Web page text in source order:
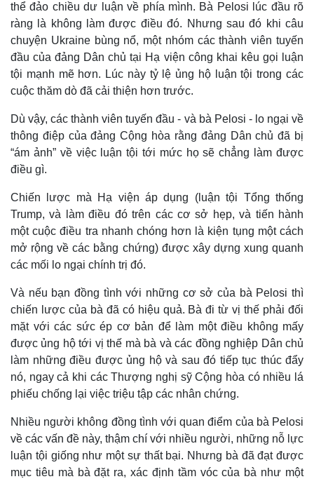
thể đảo chiều dư luận về phía mình. Bà Pelosi lúc đầu rõ
ràng là không làm được điều đó. Nhưng sau đó khi câu
chuyện Ukraine bùng nổ, một nhóm các thành viên tuyến
đầu của đảng Dân chủ tại Hạ viện công khai kêu gọi luận
tội mạnh mẽ hơn. Lúc này tỷ lệ ủng hộ luận tội trong các
cuộc thăm dò đã cải thiện hơn trước.
Dù vậy, các thành viên tuyến đầu - và bà Pelosi - lo ngại về
thông điệp của đảng Cộng hòa rằng đảng Dân chủ đã bị
“ám ảnh” về việc luận tội tới mức họ sẽ chẳng làm được
điều gì.
Chiến lược mà Hạ viện áp dụng (luận tội Tổng thống
Trump, và làm điều đó trên các cơ sở hẹp, và tiến hành
một cuộc điều tra nhanh chóng hơn là kiện tụng một cách
mở rộng về các bằng chứng) được xây dựng xung quanh
các mối lo ngại chính trị đó.
Và nếu bạn đồng tình với những cơ sở của bà Pelosi thì
chiến lược của bà đã có hiệu quả. Bà đi từ vị thế phải đối
mặt với các sức ép cơ bản để làm một điều không mấy
được ủng hộ tới vị thế mà bà và các đồng nghiệp Dân chủ
làm những điều được ủng hộ và sau đó tiếp tục thúc đẩy
nó, ngay cả khi các Thượng nghị sỹ Cộng hòa có nhiều lá
phiếu chống lại việc triệu tập các nhân chứng.
Nhiều người không đồng tình với quan điểm của bà Pelosi
về các vấn đề này, thậm chí với nhiều người, những nỗ lực
luận tội giống như một sự thất bại. Nhưng bà đã đạt được
mục tiêu mà bà đặt ra, xác định tầm vóc của bà như một